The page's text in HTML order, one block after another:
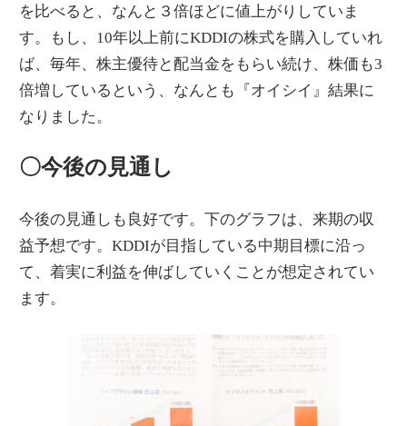
を比べると、なんと３倍ほどに値上がりしていま
す。もし、10年以上前にKDDIの株式を購入していれ
ば、毎年、株主優待と配当金をもらい続け、株価も3
倍増しているという、なんとも『オイシイ』結果に
なりました。
〇今後の見通し
今後の見通しも良好です。下のグラフは、来期の収
益予想です。KDDIが目指している中期目標に沿っ
て、着実に利益を伸ばしていくことが想定されてい
ます。